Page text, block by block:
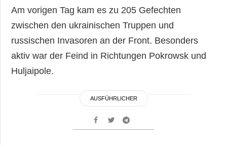
Am vorigen Tag kam es zu 205 Gefechten
zwischen den ukrainischen Truppen und
russischen Invasoren an der Front. Besonders
aktiv war der Feind in Richtungen Pokrowsk und
Huljaipole.
AUSFÜHRLICHER